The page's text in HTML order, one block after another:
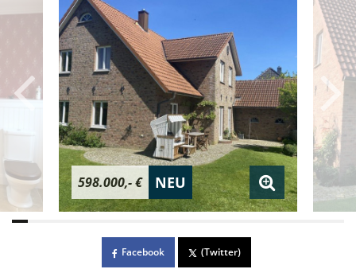
598.000,- € NEU
Facebook (Twitter)